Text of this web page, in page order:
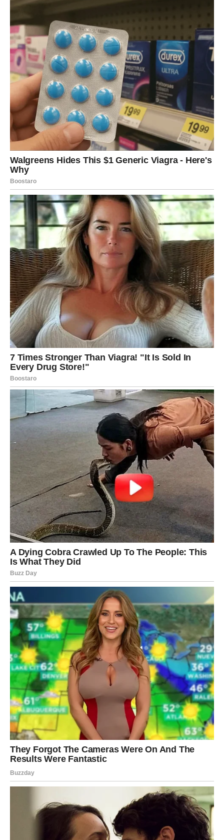
Ovnovi će imati osećaj da se sve dešava odjednom.
Jedan događaj će vući drugi, a vi ćete često imati utisak
da ne stižete da obradite sve što vam se događa.
Vreme kada morate verovati sebi
Najvažnija poruka za vas jeste da ne dozvolite drugima da
odlučuju umesto vas. Mnogo ljudi će imati mišljenje o
vašim ljubavnim, poslovnim i životnim odlukama.
Međutim, samo vi znate šta zaista osećate i šta želite.
Upravo zato će intuicija postati vaš najjači saveznik. Kada
budete slušali unutrašnji glas, retko ćete pogrešit